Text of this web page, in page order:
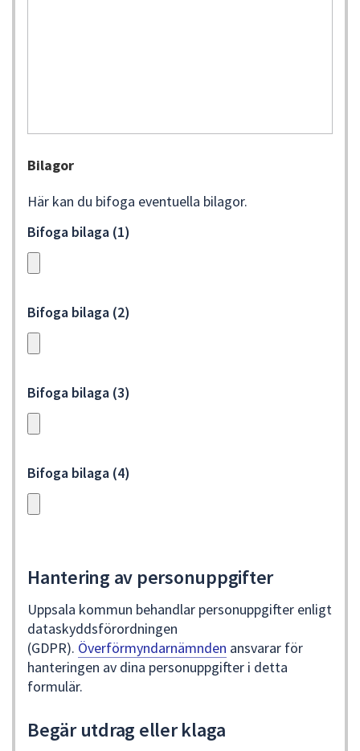
Bilagor
Här kan du bifoga eventuella bilagor.
Bifoga bilaga (1)
Bifoga bilaga (2)
Bifoga bilaga (3)
Bifoga bilaga (4)
Hantering av personuppgifter
Uppsala kommun behandlar personuppgifter enligt
dataskyddsförordningen
(GDPR). Överförmyndarnämnden ansvarar för
hanteringen av dina personuppgifter i detta
formulär.
Begär utdrag eller klaga